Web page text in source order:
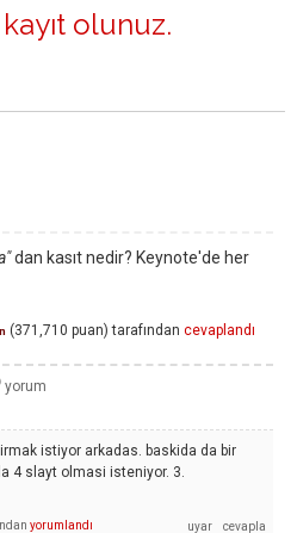
kayıt olunuz.
dan kasıt nedir? Keynote'de her
(371,710 puan) tarafından cevaplandı
istiyor arkadas. baskida da bir
4 slayt olmasi isteniyor. 3.
yorumlandı